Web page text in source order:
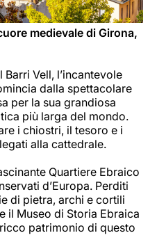
medievale di Girona,
Vell, l’incantevole
dalla spettacolare
per la sua grandiosa
più larga del mondo.
i chiostri, il tesoro e i
alla cattedrale.
Quartiere Ebraico
d’Europa. Perditi
di pietra, archi e cortili
il Museo di Storia Ebraica
patrimonio di questo